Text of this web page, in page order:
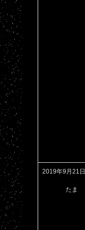
2019年9月21
たま